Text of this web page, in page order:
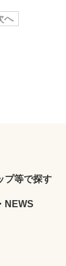
へ
プ等で探す
NEWS